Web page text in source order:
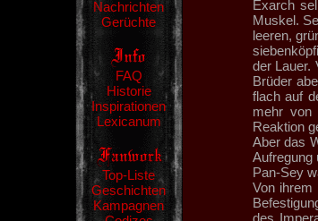
Nachrichten
Gerüchte
FAQ
Historie
Inspirationen
Lexicanum
Top-Liste
Geschichten
Kampagnen
Exarch
Muskel.
leeren,
der Lauer.
Brüder
flach auf
mehr von
Reaktion
Aber das
Aufregung
Pan-Sey
Von ihrem
des